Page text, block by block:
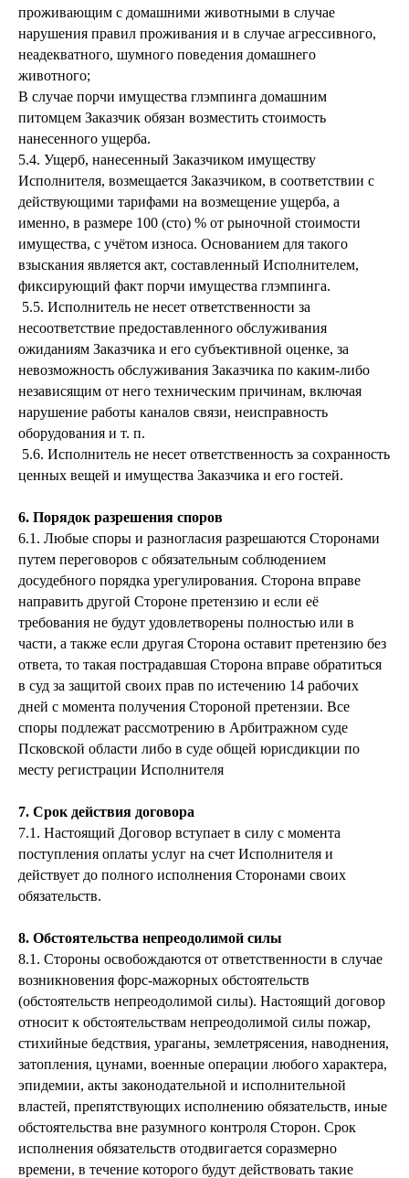
проживающим с домашними животными в случае
нарушения правил проживания и в случае агрессивного,
неадекватного, шумного поведения домашнего
животного;
В случае порчи имущества глэмпинга домашним
питомцем Заказчик обязан возместить стоимость
нанесенного ущерба.
5.4. Ущерб, нанесенный Заказчиком имуществу
Исполнителя, возмещается Заказчиком, в соответствии с
действующими тарифами на возмещение ущерба, а
именно, в размере 100 (сто) % от рыночной стоимости
имущества, с учётом износа. Основанием для такого
взыскания является акт, составленный Исполнителем,
фиксирующий факт порчи имущества глэмпинга.
5.5. Исполнитель не несет ответственности за
несоответствие предоставленного обслуживания
ожиданиям Заказчика и его субъективной оценке, за
невозможность обслуживания Заказчика по каким-либо
независящим от него техническим причинам, включая
нарушение работы каналов связи, неисправность
оборудования и т. п.
5.6. Исполнитель не несет ответственность за сохранность
ценных вещей и имущества Заказчика и его гостей.
6. Порядок разрешения споров
6.1. Любые споры и разногласия разрешаются Сторонами
путем переговоров с обязательным соблюдением
досудебного порядка урегулирования. Сторона вправе
направить другой Стороне претензию и если её
требования не будут удовлетворены полностью или в
части, а также если другая Сторона оставит претензию без
ответа, то такая пострадавшая Сторона вправе обратиться
в суд за защитой своих прав по истечению 14 рабочих
дней с момента получения Стороной претензии. Все
споры подлежат рассмотрению в Арбитражном суде
Псковской области либо в суде общей юрисдикции по
месту регистрации Исполнителя
7. Срок действия договора
7.1. Настоящий Договор вступает в силу с момента
поступления оплаты услуг на счет Исполнителя и
действует до полного исполнения Сторонами своих
обязательств.
8. Обстоятельства непреодолимой силы
8.1. Стороны освобождаются от ответственности в случае
возникновения форс-мажорных обстоятельств
(обстоятельств непреодолимой силы). Настоящий договор
относит к обстоятельствам непреодолимой силы пожар,
стихийные бедствия, ураганы, землетрясения, наводнения,
затопления, цунами, военные операции любого характера,
эпидемии, акты законодательной и исполнительной
властей, препятствующих исполнению обязательств, иные
обстоятельства вне разумного контроля Сторон. Срок
исполнения обязательств отодвигается соразмерно
времени, в течение которого будут действовать такие